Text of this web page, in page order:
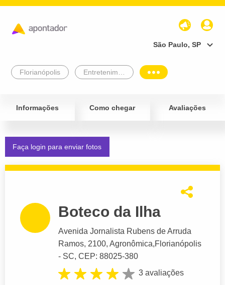
São Paulo, SP
Florianópolis
Informações Como chegar Avaliações
Faça login para enviar fotos
Boteco da Ilha
Avenida Jornalista Rubens de Arruda
Ramos, 2100, Agronômica,Florianópolis
- SC, CEP: 88025-380
3 avaliações